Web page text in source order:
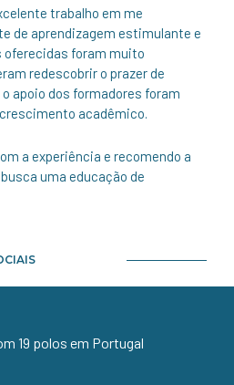
trabalho em me
de aprendizagem estimulante e
oferecidas foram muito
redescobrir o prazer de
apoio dos formadores foram
acadêmico.
a experiência e recomendo a
uma educação de
19 polos em Portugal